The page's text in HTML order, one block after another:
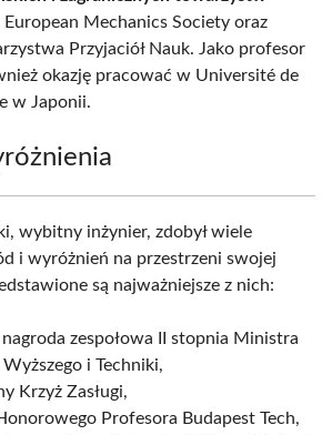
Mechanics Society oraz
Przyjaciół Nauk. Jako profesor
okazję pracować w Université de
w Japonii.
wybitny inżynier, zdobył wiele
i wyróżnień na przestrzeni swojej
są najważniejsze z nich:
zespołowa II stopnia Ministra
i Techniki,
Krzyż Zasługi,
Profesora Budapest Tech,